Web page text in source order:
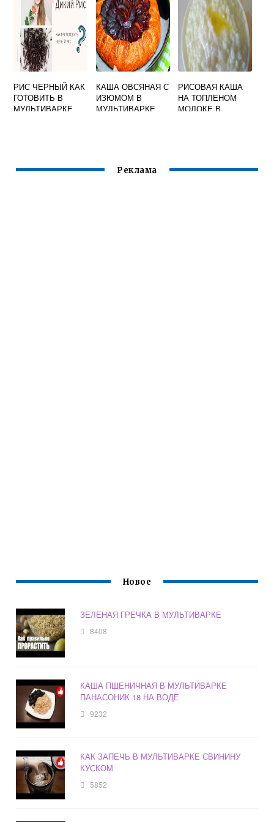
РИС ЧЕРНЫЙ КАК
ГОТОВИТЬ В
МУЛЬТИВАРКЕ
КАША ОВСЯНАЯ С
ИЗЮМОМ В
МУЛЬТИВАРКЕ
РИСОВАЯ КАША
НА ТОПЛЕНОМ
МОЛОКЕ В
Реклама
Новое
ЗЕЛЕНАЯ ГРЕЧКА В МУЛЬТИВАРКЕ
8408
КАША ПШЕНИЧНАЯ В МУЛЬТИВАРКЕ
ПАНАСОНИК 18 НА ВОДЕ
9232
КАК ЗАПЕЧЬ В МУЛЬТИВАРКЕ СВИНИНУ
КУСКОМ
5852